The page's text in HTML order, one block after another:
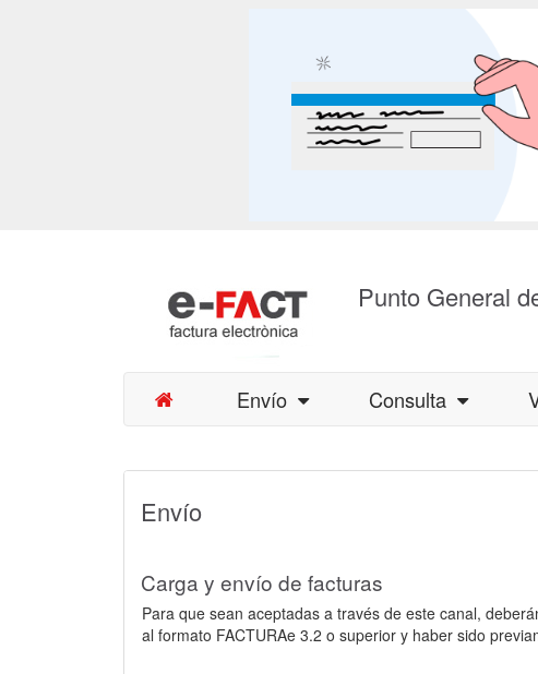
Punto General
Envío Consulta
Envío
Carga y envío de facturas
Para que sean aceptadas a través de este canal,
al formato FACTURAe 3.2 o superior y haber sido